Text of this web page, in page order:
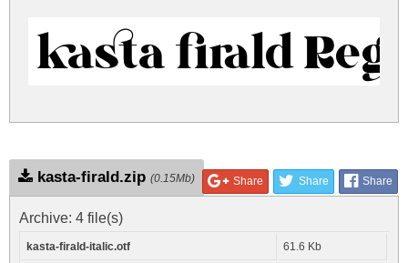
kasta firald
kasta-firald.zip (0.15Mb) Share Share Share
Archive: 4 file(s)
kasta-firald-italic.otf 61.6 Kb